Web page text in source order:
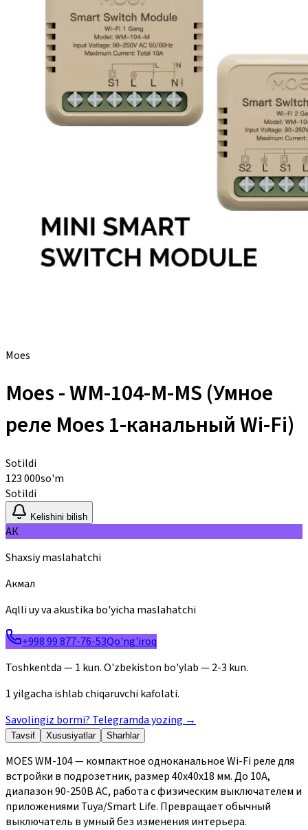
Moes
Moes - WM-104-M-MS (Умное
реле Moes 1-канальный Wi-Fi)
Sotildi
123 000so'm
Sotildi
Kelishini bilish
АК
Shaxsiy maslahatchi
Акмал
Aqlli uy va akustika bo'yicha maslahatchi
+998 99 877-76-53Qo'ng'iroq
Toshkentda — 1 kun. O'zbekiston bo'ylab — 2-3 kun.
1 yilgacha ishlab chiqaruvchi kafolati.
Savolingiz bormi? Telegramda yozing →
Tavsif Xususiyatlar Sharhlar
MOES WM-104 — компактное одноканальное Wi-Fi реле для
встройки в подрозетник, размер 40x40x18 мм. До 10А,
диапазон 90-250В AC, работа с физическим выключателем и
приложениями Tuya/Smart Life. Превращает обычный
выключатель в умный без изменения интерьера.